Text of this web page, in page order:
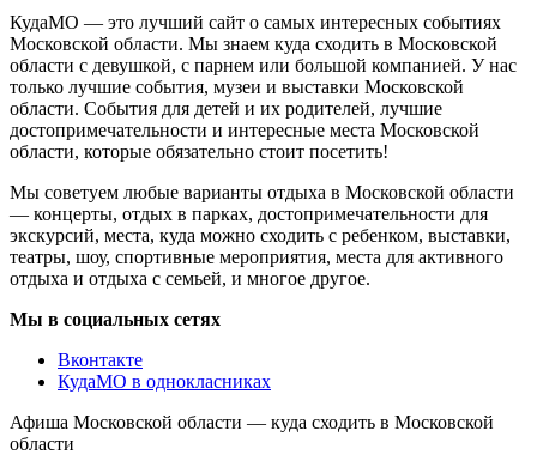
КудаМО — это лучший сайт о самых интересных событиях
Московской области. Мы знаем куда сходить в Московской
области с девушкой, с парнем или большой компанией. У нас
только лучшие события, музеи и выставки Московской
области. События для детей и их родителей, лучшие
достопримечательности и интересные места Московской
области, которые обязательно стоит посетить!
Мы советуем любые варианты отдыха в Московской области
— концерты, отдых в парках, достопримечательности для
экскурсий, места, куда можно сходить с ребенком, выставки,
театры, шоу, спортивные мероприятия, места для активного
отдыха и отдыха с семьей, и многое другое.
Мы в социальных сетях
Вконтакте
КудаМО в однокласниках
Афиша Московской области — куда сходить в Московской
области